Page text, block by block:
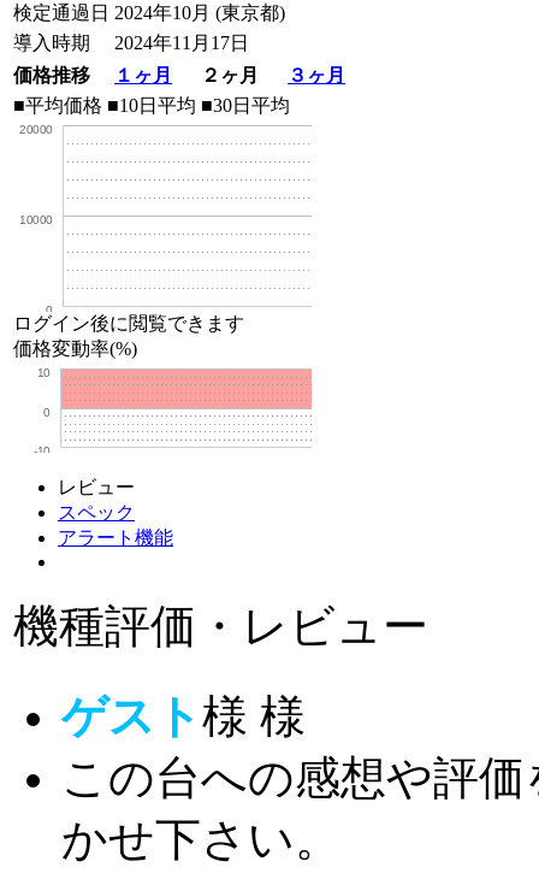
検定通過日 2024年10月 (東京都)
導入時期
2024年11月17日
価格推移
１ヶ月 ２ヶ月
３ヶ月
■平均価格 ■10日平均 ■30日平均
0
10000
20000
ログイン後に閲覧できます
価格変動率(%)
-10
0
10
レビュー
スペック
アラート機能
機種評価・レビュー
ゲスト様 様
この台への感想や評価
かせ下さい。